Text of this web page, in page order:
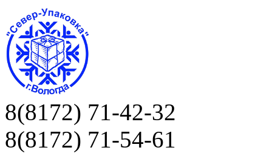
8(8172) 71-42-32
8(8172) 71-54-61